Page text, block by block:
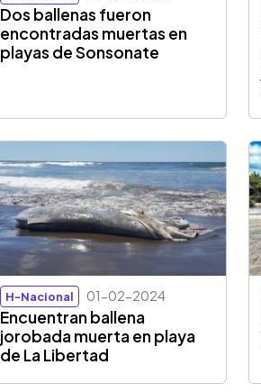
Dos ballenas fueron
encontradas muertas en
playas de Sonsonate
H-Nacional 01-02-2024
Encuentran ballena
jorobada muerta en playa
de La Libertad